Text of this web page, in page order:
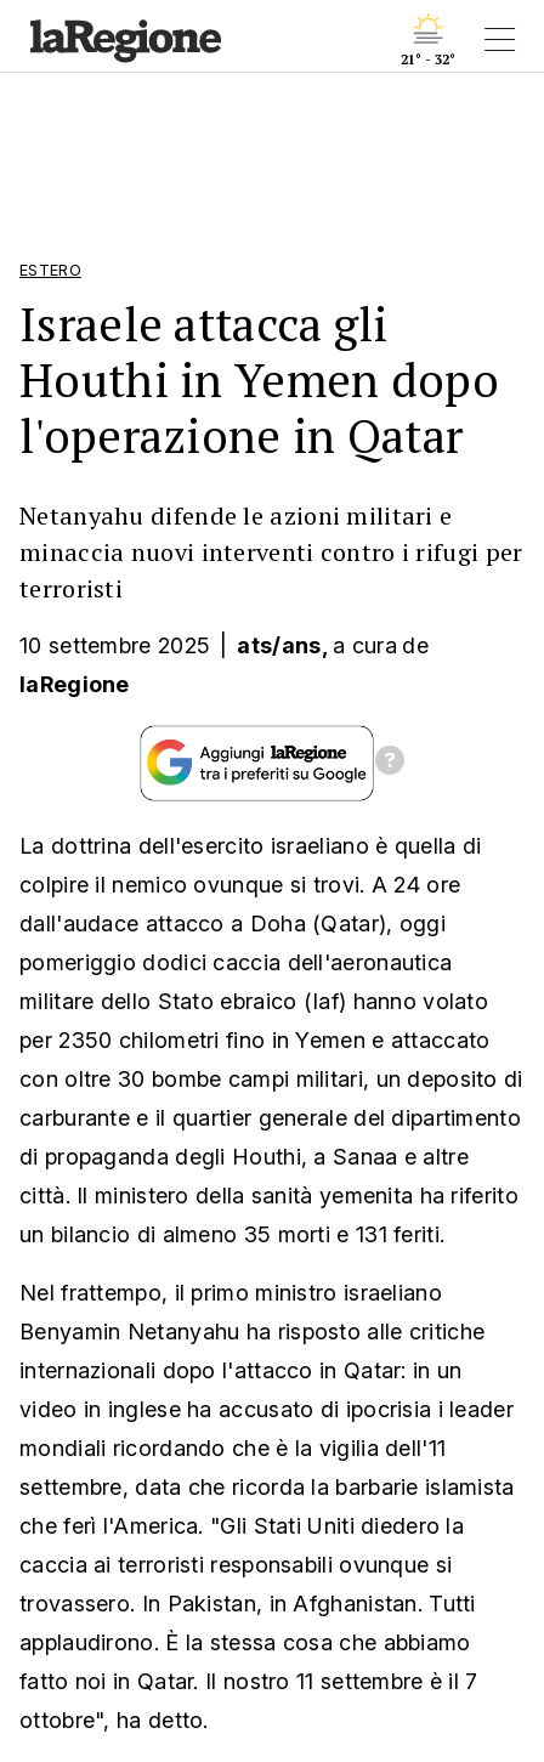
21° - 32°
ESTERO
Israele attacca gli
Houthi in Yemen dopo
l'operazione in Qatar
Netanyahu difende le azioni militari e
minaccia nuovi interventi contro i rifugi per
terroristi
10 settembre 2025 ats/ans, a cura de
laRegione
La dottrina dell'esercito israeliano è quella di
colpire il nemico ovunque si trovi. A 24 ore
dall'audace attacco a Doha (Qatar), oggi
pomeriggio dodici caccia dell'aeronautica
militare dello Stato ebraico (Iaf) hanno volato
per 2350 chilometri fino in Yemen e attaccato
con oltre 30 bombe campi militari, un deposito di
carburante e il quartier generale del dipartimento
di propaganda degli Houthi, a Sanaa e altre
città. Il ministero della sanità yemenita ha riferito
un bilancio di almeno 35 morti e 131 feriti.
Nel frattempo, il primo ministro israeliano
Benyamin Netanyahu ha risposto alle critiche
internazionali dopo l'attacco in Qatar: in un
video in inglese ha accusato di ipocrisia i leader
mondiali ricordando che è la vigilia dell'11
settembre, data che ricorda la barbarie islamista
che ferì l'America. "Gli Stati Uniti diedero la
caccia ai terroristi responsabili ovunque si
trovassero. In Pakistan, in Afghanistan. Tutti
applaudirono. È la stessa cosa che abbiamo
fatto noi in Qatar. Il nostro 11 settembre è il 7
ottobre", ha detto.